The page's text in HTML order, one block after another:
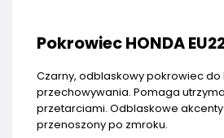
Pokrowiec HONDA
Czarny, odblaskowy pokrowiec
przechowywania. Pomaga
przetarciami. Odblaskowe
przenoszony po zmroku.